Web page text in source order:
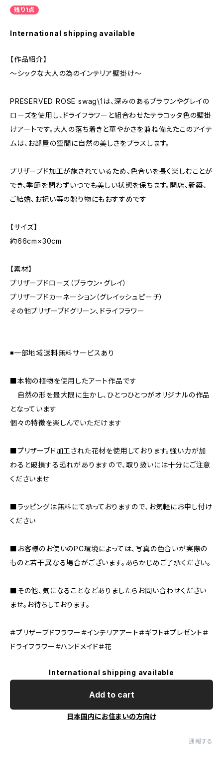
残り1点
International shipping available
【作品紹介】
～シックな大人の為のインテリア壁掛け～
PRESERVED ROSE swag\1は、深みのあるブラウンやグレイの
ローズを使用し、ドライフラワーと組合わせたテラコッタ色の壁掛
けアートです。大人の落ち着きと華やかさを兼ね備えたこのアイテ
ムは、お部屋の空間に自然の美しさをプラスします。
プリザーブド加工が施されているため、色合いを長く楽しむことが
でき、季節を問わずいつでも美しい状態を保ちます。開店、新築、
ご結婚、お祝い等の贈り物にもおすすめです
【サイズ】
約66cm×30cm
【素材】
プリザーブドローズ（ブラウン・グレイ）
プリザーブドカーネーション（グレイッシュピーチ）
その他プリザーブドグリーン、ドライフラワー
◾️一部地域送料無料サービスあり
■本物の植物を使用したアート作品です
自然の形を最大限に生かし、ひとつひとつがオリジナルの作品
となっています
個々の特徴を楽しんでいただけます
■プリザーブド加工された花材を使用しております。強い力が加
わると破損する恐れがありますので、取り扱いには十分にご注意
くださいませ
■ラッピングは無料にて承っておりますので、お気軽にお申し付け
ください
■お客様のお使いのPC環境によっては、写真の色合いが実際の
ものと若干異なる場合がございます。あらかじめご了承ください。
■その他、気になることなどありましたらお問い合わせください
ませ。お待ちしております。
＃プリザーブドフラワー＃インテリアアート＃ギフト＃プレゼント＃
ドライフラワー＃ハンドメイド＃花
International shipping available
Add to cart
日本国内にお住まいの方向け
通報する